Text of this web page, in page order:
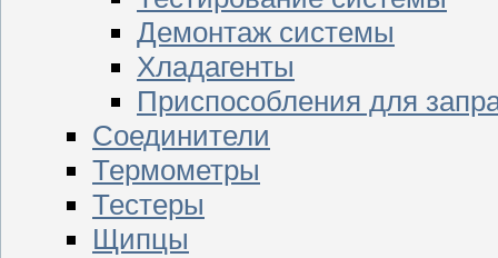
Демонтаж системы
Хладагенты
Приспособления для
Соединители
Термометры
Тестеры
Щипцы